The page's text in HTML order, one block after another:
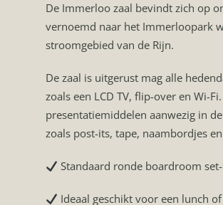
De Immerloo zaal bevindt zich op
vernoemd naar het Immerloopark
stroomgebied van de Rijn.
De zaal is uitgerust mag alle
zoals een LCD TV, flip-over en Wi-
presentatiemiddelen aanwezig in
zoals post-its, tape, naambordjes
Standaard ronde boardroom
Ideaal geschikt voor een lunch